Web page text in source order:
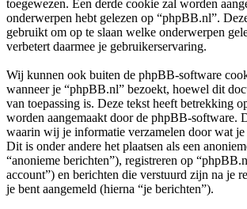
toegewezen. Een derde cookie zal worden
onderwerpen hebt gelezen op “phpBB.nl”.
gebruikt om op te slaan welke onderwerpen
verbetert daarmee je gebruikerservaring.
Wij kunnen ook buiten de phpBB-software
wanneer je “phpBB.nl” bezoekt, hoewel dit
van toepassing is. Deze tekst heeft betrekking
worden aangemaakt door de phpBB-software.
waarin wij je informatie verzamelen door wat je
Dit is onder andere het plaatsen als een
“anonieme berichten”), registreren op
account”) en berichten die verstuurd zijn na je
je bent aangemeld (hierna “je berichten”).